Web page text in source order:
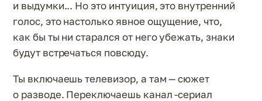
и выдумки... Но это интуиция, это внутренний
голос, это настолько явное ощущение, что,
как бы ты ни старался от него убежать, знаки
будут встречаться повсюду.
Ты включаешь телевизор, а там — сюжет
о разводе. Переключаешь канал -сериал